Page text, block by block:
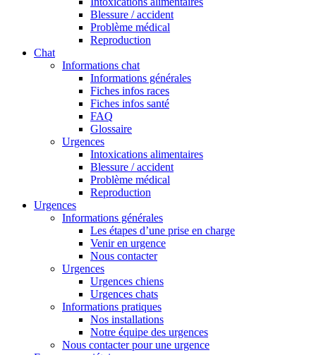
Blessure / accident
Problème médical
Reproduction
Chat
Informations chat
Informations générales
Fiches infos races
Fiches infos santé
FAQ
Glossaire
Urgences
Intoxications alimentaires
Blessure / accident
Problème médical
Reproduction
Urgences
Informations générales
Les étapes d’une prise en charge
Venir en urgence
Nous contacter
Urgences
Urgences chiens
Urgences chats
Informations pratiques
Nos installations
Notre équipe des urgences
Nous contacter pour une urgence